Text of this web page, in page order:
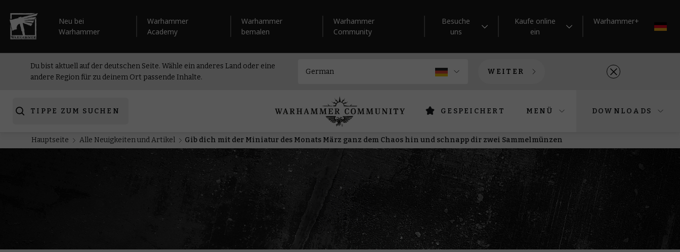
Neu bei
Warhammer
Warhammer
Academy
Warhammer
bemalen
Warhammer
Community
Besuche
uns
Kaufe online
ein
Warhammer+
Du bist aktuell auf der deutschen Seite. Wähle ein anderes Land oder eine
andere Region für zu deinem Ort passende Inhalte.
WEITER
TIPPE ZUM SUCHEN GESPEICHERT MENÜ DOWNLOADS
Hauptseite Alle Neuigkeiten und Artikel Gib dich mit der Miniatur des Monats März ganz dem Chaos hin und schnapp dir zwei Sammelmünzen